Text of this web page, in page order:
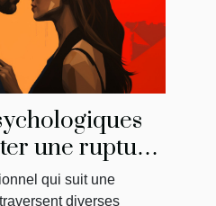
une rupture
son ancien
qui suit une
diverses